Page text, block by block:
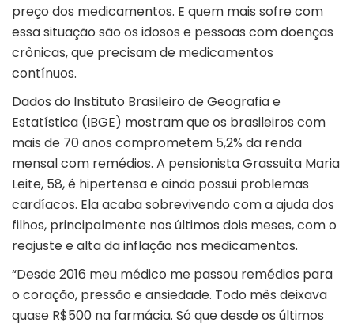
preço dos medicamentos. E quem mais sofre com
essa situação são os idosos e pessoas com doenças
crônicas, que precisam de medicamentos
contínuos.
Dados do Instituto Brasileiro de Geografia e
Estatística (IBGE) mostram que os brasileiros com
mais de 70 anos comprometem 5,2% da renda
mensal com remédios. A pensionista Grassuita Maria
Leite, 58, é hipertensa e ainda possui problemas
cardíacos. Ela acaba sobrevivendo com a ajuda dos
filhos, principalmente nos últimos dois meses, com o
reajuste e alta da inflação nos medicamentos.
“Desde 2016 meu médico me passou remédios para
o coração, pressão e ansiedade. Todo mês deixava
quase R$500 na farmácia. Só que desde os últimos